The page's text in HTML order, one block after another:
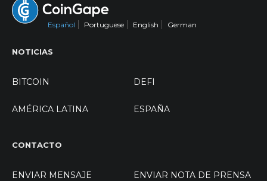
Español Portuguese English German
NOTICIAS
BITCOIN DEFI
AMÉRICA LATINA ESPAÑA
CONTACTO
ENVIAR MENSAJE ENVIAR NOTA DE PRENSA